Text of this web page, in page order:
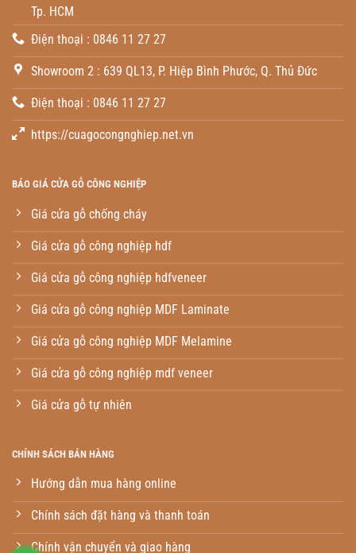
Tp. HCM
Điện thoại : 0846 11 27 27
Showroom 2 : 639 QL13, P. Hiệp Bình Phước, Q. Thủ Đức
Điện thoại : 0846 11 27 27
https://cuagocongnghiep.net.vn
BÁO GIÁ CỬA GỖ CÔNG NGHIỆP
Giá cửa gỗ chống cháy
Giá cửa gỗ công nghiệp hdf
Giá cửa gỗ công nghiệp hdfveneer
Giá cửa gỗ công nghiệp MDF Laminate
Giá cửa gỗ công nghiệp MDF Melamine
Giá cửa gỗ công nghiệp mdf veneer
Giá cửa gỗ tự nhiên
CHÍNH SÁCH BÁN HÀNG
Hướng dẫn mua hàng online
Chính sách đặt hàng và thanh toán
Chính vận chuyển và giao hàng